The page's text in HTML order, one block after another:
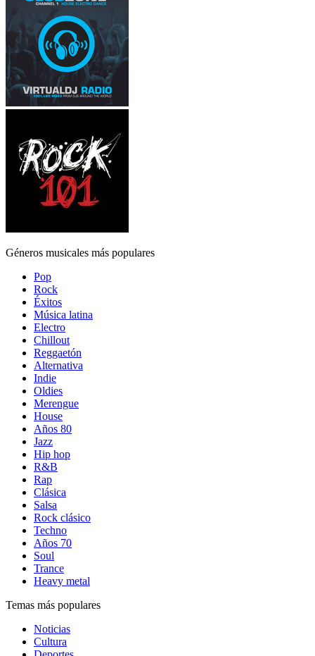
Géneros musicales más populares
Pop
Rock
Éxitos
Música latina
Electro
Chillout
Reggaetón
Alternativa
Indie
Oldies
Merengue
House
Años 80
Jazz
Hip hop
R&B
Rap
Clásica
Salsa
Rock clásico
Techno
Años 70
Soul
Trance
Heavy metal
Temas más populares
Noticias
Cultura